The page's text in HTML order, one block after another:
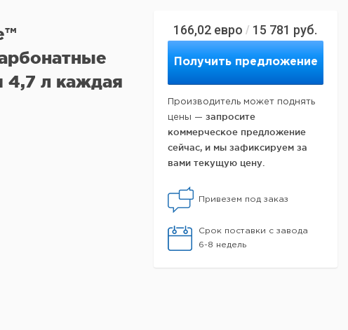
166,02 евро / 15 781 руб.
Получить предложение
Производитель может поднять
цены — запросите
коммерческое предложение
сейчас, и мы зафиксируем за
вами текущую цену.
Привезем под заказ
Срок поставки с завода
6-8 недель
4,7 л каждая